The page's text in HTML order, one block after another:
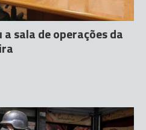
sala de operações da